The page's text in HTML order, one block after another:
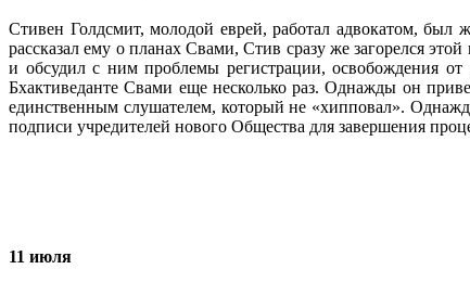
Стивен Голдсмит, молодой еврей, работал адвокатом,
рассказал ему о планах Свами, Стив сразу же загорелся
и обсудил с ним проблемы регистрации, освобождения
Бхактиведанте Свами еще несколько раз. Однажды он
единственным слушателем, который не «хипповал».
подписи учредителей нового Общества для завершения
11 июля